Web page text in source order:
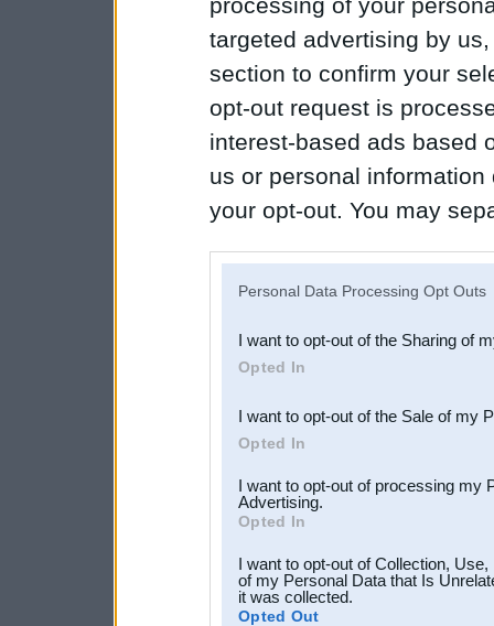
targeted advertising by
section to confirm your
opt-out request is
interest-based ads based
us or personal
your opt-out. You may
Downstream Participants
third parties.
Personal Data Processing Opt Outs
I want to opt-out of the Sharing of
Opted In
I want to opt-out of the Sale of my
Opted In
I want to opt-out of processing my
Advertising.
Opted In
I want to opt-out of Collection,
of my Personal Data that Is
it was collected.
Opted Out